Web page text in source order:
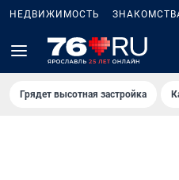
НЕДВИЖИМОСТЬ
Грядет высотная застройка